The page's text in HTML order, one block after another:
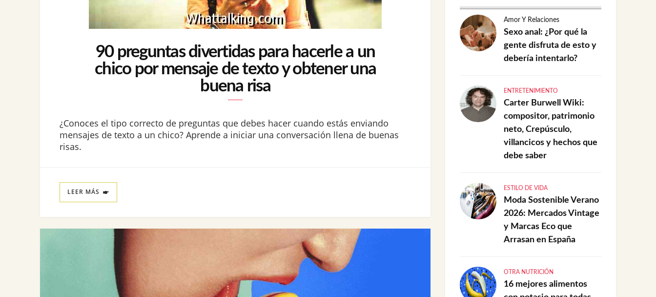
90 preguntas divertidas para hacerle a un
chico por mensaje de texto y obtener una
buena risa
¿Conoces el tipo correcto de preguntas que debes hacer cuando estás enviando
mensajes de texto a un chico? Aprende a iniciar una conversación llena de buenas
risas.
LEER MÁS
Amor Y Relaciones
Sexo anal: ¿Por qué la
gente disfruta de esto y
debería intentarlo?
ENTRETENIMIENTO
Carter Burwell Wiki:
compositor, patrimonio
neto, Crepúsculo,
villancicos y hechos que
debe saber
ESTILO DE VIDA
Moda Sostenible Verano
2026: Mercados Vintage
y Marcas Eco que
Arrasan en España
OTRA NUTRICIÓN
16 mejores alimentos